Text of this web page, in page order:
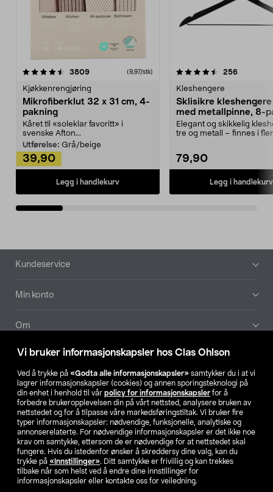
Vi bruker informasjonskapsler hos Clas Ohlson
Ved å trykke på «Godta alle informasjonskapsler» samtykker du i at vi
lagrer informasjonskapsler (cookies) og annen sporingsteknologi på
din enhet i henhold til vår policy for informasjonskapsler for å
forbedre brukeropplevelsen din på vårt nettsted, analysere bruken av
nettstedet og for å tilpasse våre markedsføringstiltak. Vi bruker fire
typer informasjonskapsler: nødvendige, funksjonelle, analytiske og
annonserelaterte. For nødvendige informasjonskapsler er det ikke noe
krav om samtykke, ettersom de er nødvendige for at nettstedet skal
fungere. Hvis du istedenfor ønsker å skreddersy dine valg, kan du
trykke på «Innstillinger». Ditt samtykke er frivillig og kan trekkes
tilbake når som helst ved å endre dine innstillinger for
informasjonskapsler eller kontakte oss for veiledning.
3809anmeldelser(9,97/stk)
Kjøkkenrengjøring
Mikrofiberklut 32 x 31 cm, 4-
pakning
Kåret til «soleklar favoritt» i
svenske Afton...
Utførelse: Grå/beige
39,90
Legg i handlekurv
4.5av 5 stjerner 256
Kleshengere
Sklisikre
med metallpinne, 8-
Elegant og skikkelig
tre og metall – finnes i
79,90
Legg i handlekurv
4.5av 5 stjerner
Bunntekst
Kundeservice
Min konto
Om
Aktuelt
Våre selskaper
Finn din butikk
SE NO FI